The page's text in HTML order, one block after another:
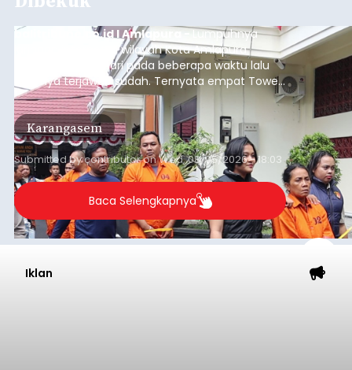
balitribune.co.id I Amlapura - Lumpuhnya
jaringan internet di wilayah Kota Amlapura
selama berhari-hari pada beberapa waktu lalu
akhirnya terjawab sudah. Ternyata empat Tower
BTS Seluler yang berada di lokasi berbeda di
wilayah Karangasem telah dibobol maling,
dimana bagian modul penguat signal yang
berada di Tower BTS Seluler itu hilang dicuri.
Karangasem
Submitted bycontributoronWed, 08/05/2026 - 18:03
Baca Selengkapnya
Iklan